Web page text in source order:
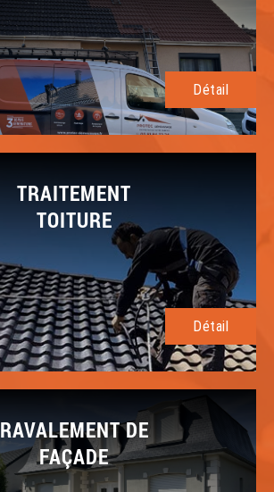
Détail
TRAITEMENT
TOITURE
Détail
RAVALEMENT DE
FAÇADE